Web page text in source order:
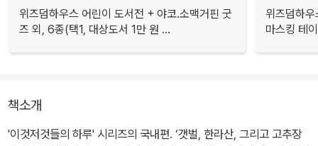
위즈덤하우스 어린이 도서전 + 야코.소맥거핀 굿
즈 외, 6종(택1, 대상도서 1만 원 ...
위즈덤하
마스킹 테
책소개
'이것저것들의 하루' 시리즈의 국내편. ‘갯벌, 한라산, 그리고 고추장